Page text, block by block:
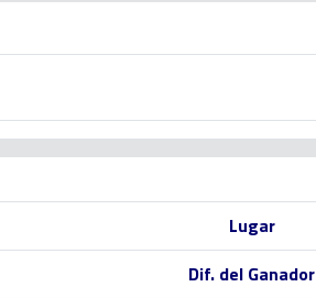
Lugar
Dif. del Ganador